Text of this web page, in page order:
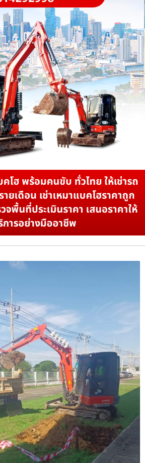
คโฮ พร้อมคนขับ ทั่วไทย ให้เช่ารถ
ยเดือน เช่าเหมาแบคโฮราคาถูก
พื้นที่ประเมินราคา เสนอราคาให้
การอย่างมืออาชีพ